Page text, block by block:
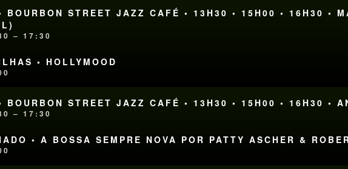
BOURBON STREET JAZZ CAFÉ • 13H30 • 15H00 • 16H30 •
– 17:30
• HOLLYMOOD
BOURBON STREET JAZZ CAFÉ • 13H30 • 15H00 • 16H30 •
– 17:30
• A BOSSA SEMPRE NOVA POR PATTY ASCHER &